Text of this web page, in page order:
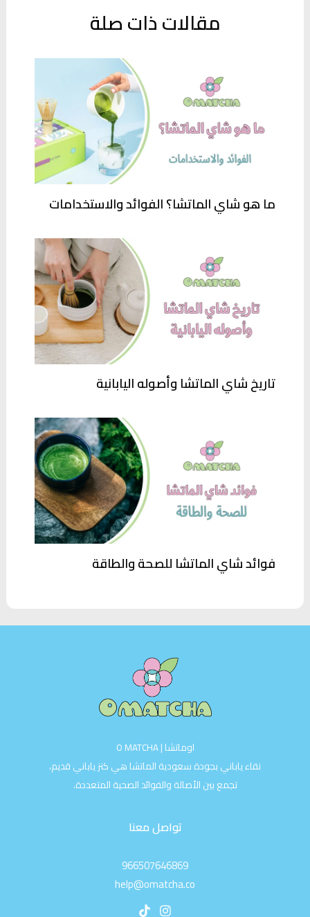
مقالات ذات صلة
ما هو شاي الماتشا؟ الفوائد والاستخدامات
تاريخ شاي الماتشا وأصوله اليابانية
فوائد شاي الماتشا للصحة والطاقة
اوماتشا | O MATCHA
نقاء ياباني بجودة سعودية الماتشا هي كنز ياباني قديم،
تجمع بين الأصالة والفوائد الصحية المتعددة.
تواصل معنا
966507646869
help@omatcha.co